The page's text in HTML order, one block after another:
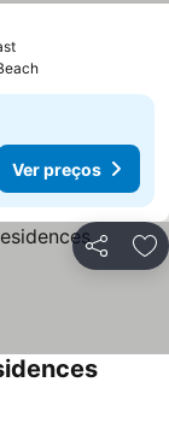
Ver preços
Ver preços
Partilhar
Ver